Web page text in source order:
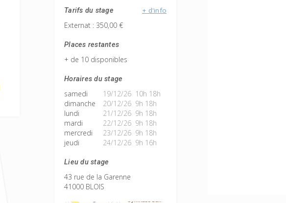
Tarifs du stage + d'info
Externat : 350,00 €
Places restantes
+ de 10 disponibles
Horaires du stage
samedi
19/12/26 10h 18h
dimanche
20/12/26 9h 18h
lundi
21/12/26 9h 18h
mardi
22/12/26 9h 18h
mercredi
23/12/26 9h 18h
jeudi
24/12/26 9h 16h
Lieu du stage
43 rue de la Garenne
41000 BLOIS